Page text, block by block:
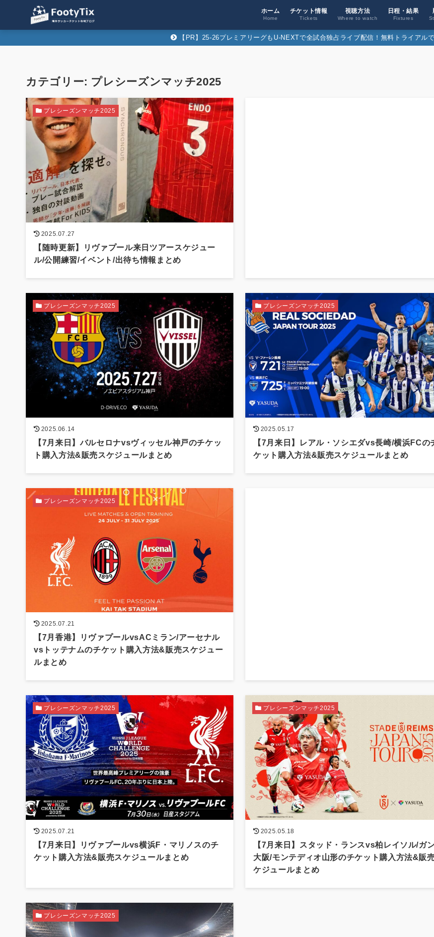
ホーム
Home
チケット情報
Tickets
視聴方法
Where to watch
日程・結果
Fixtures
【PR】25-26プレミアリーグもU-NEXTで全試合独占ライブ配信！無料トライアル
カテゴリー: プレシーズンマッチ2025
2025.07.27
【随時更新】リヴァプール来日ツアースケジュー
ル/公開練習/イベント/出待ち情報まとめ
プレシーズンマッチ2025
2025.06.14
【7月来日】バルセロナvsヴィッセル神戸のチケッ
ト購入方法&販売スケジュールまとめ
プレシーズンマッチ2025
2025.05.17
【7月来日】レアル・ソシエダvs長崎/横浜FCの
ケット購入方法&販売スケジュールまとめ
プレシーズンマッチ2025
2025.07.21
【7月香港】リヴァプールvsACミラン/アーセナル
vsトッテナムのチケット購入方法&販売スケジュー
ルまとめ
プレシーズンマッチ2025
2025.07.21
【7月来日】リヴァプールvs横浜F・マリノスのチ
ケット購入方法&販売スケジュールまとめ
プレシーズンマッチ2025
2025.05.18
【7月来日】スタッド・ランスvs柏レイソル/ガ
大阪/モンテディオ山形のチケット購入方法&販
ケジュールまとめ
プレシーズンマッチ2025
プレシーズンマッチ2025